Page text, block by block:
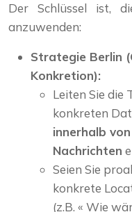
Der Schlüssel ist,
anzuwenden:
Strategie Berlin
Konkretion):
Leiten Sie die
konkreten
innerhalb
Nachrichten
Seien Sie
konkrete
(z.B. « Wie